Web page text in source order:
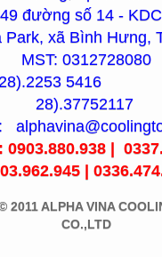
đường số 14 -
Park, xã Bình Hưng,
MST: 0312728080
28).2253 5416
28).37752117
|
|
2011 ALPHA VINA
CO.,LTD